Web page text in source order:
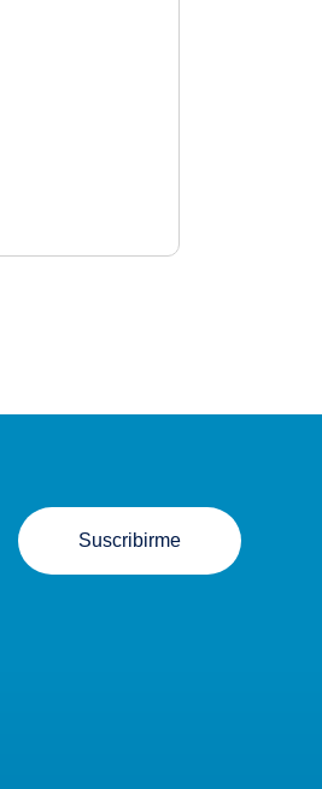
Suscribirme